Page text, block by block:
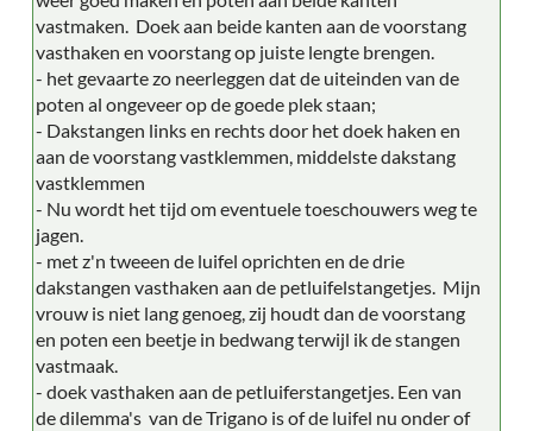
vastmaken. Doek aan beide kanten aan de voorstang
vasthaken en voorstang op juiste lengte brengen.
- het gevaarte zo neerleggen dat de uiteinden van de
poten al ongeveer op de goede plek staan;
- Dakstangen links en rechts door het doek haken en
aan de voorstang vastklemmen, middelste dakstang
vastklemmen
- Nu wordt het tijd om eventuele toeschouwers weg te
jagen.
- met z'n tweeen de luifel oprichten en de drie
dakstangen vasthaken aan de petluifelstangetjes. Mijn
vrouw is niet lang genoeg, zij houdt dan de voorstang
en poten een beetje in bedwang terwijl ik de stangen
vastmaak.
- doek vasthaken aan de petluiferstangetjes. Een van
de dilemma's van de Trigano is of de luifel nu onder of